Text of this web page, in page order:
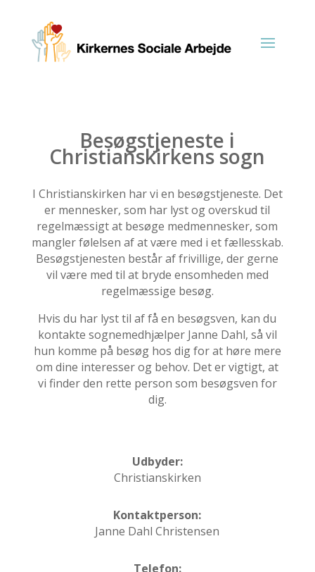
Besøgstjeneste i
Christianskirkens sogn
I Christianskirken har vi en besøgstjeneste. Det
er mennesker, som har lyst og overskud til
regelmæssigt at besøge medmennesker, som
mangler følelsen af at være med i et fællesskab.
Besøgstjenesten består af frivillige, der gerne
vil være med til at bryde ensomheden med
regelmæssige besøg.
Hvis du har lyst til af få en besøgsven, kan du
kontakte sognemedhjælper Janne Dahl, så vil
hun komme på besøg hos dig for at høre mere
om dine interesser og behov. Det er vigtigt, at
vi finder den rette person som besøgsven for
dig.
Udbyder:
Christianskirken
Kontaktperson:
Janne Dahl Christensen
Telefon: